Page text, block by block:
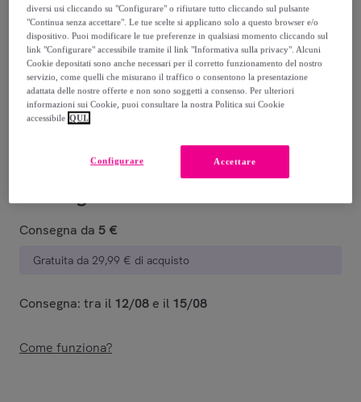
14,10 €
20,00 €
-29%
Venduto daPENELOPE S.R.L.
Consegna da 5 €
Gratuita da 29,99 € di acquisto
Consegna: tra il 12/08 e il 15/08
Come funziona?
diversi usi cliccando su "Configurare" o rifiutare tutto cliccando sul pulsante
"Continua senza accettare". Le tue scelte si applicano solo a questo browser e/o
dispositivo. Puoi modificare le tue preferenze in qualsiasi momento cliccando sul
link "Configurare" accessibile tramite il link "Informativa sulla privacy". Alcuni
Cookie depositati sono anche necessari per il corretto funzionamento del nostro
servizio, come quelli che misurano il traffico o consentono la presentazione
adattata delle nostre offerte e non sono soggetti a consenso. Per ulteriori
informazioni sui Cookie, puoi consultare la nostra Politica sui Cookie
accessibile QUI.
Accettare
Configurare